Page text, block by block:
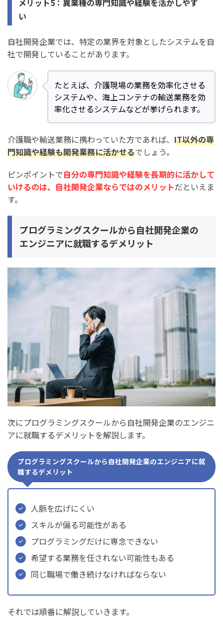
い
自社開発企業では、特定の業界を対象としたシステムを自
社で開発していることがあります。
たとえば、介護現場の業務を効率化させる
システムや、海上コンテナの輸送業務を効
率化させるシステムなどが挙げられます。
介護職や輸送業務に携わっていた方であれば、 IT以外の専
門知識や経験も開発業務に活かせるでしょう。
ピンポイントで自分の専門知識や経験を長期的に活かして
いけるのは、自社開発企業ならではのメリットだといえま
す。
プログラミングスクールから自社開発企業の
エンジニアに就職するデメリット
次にプログラミングスクールから自社開発企業のエンジニ
アに就職するデメリットを解説します。
プログラミングスクールから自社開発企業のエンジニアに就
職するデメリット
人脈を広げにくい
スキルが偏る可能性がある
プログラミングだけに専念できない
希望する業務を任されない可能性もある
同じ職場で働き続けなければならない
それでは順番に解説していきます。